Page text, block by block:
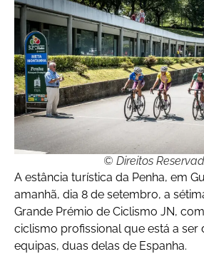
© Direitos
A estância turística da Penha, em
amanhã, dia 8 de setembro, a
Grande Prémio de Ciclismo JN,
ciclismo profissional que está a ser
equipas, duas delas de Espanha.